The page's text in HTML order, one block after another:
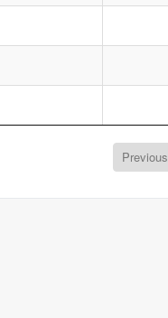
Previous